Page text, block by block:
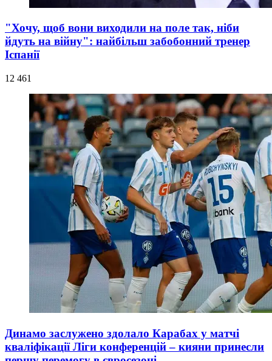
"Хочу, щоб вони виходили на поле так, ніби
йдуть на війну": найбільш забобонний тренер
Іспанії
12 461
Динамо заслужено здолало Карабах у матчі
кваліфікації Ліги конференцій – кияни принесли